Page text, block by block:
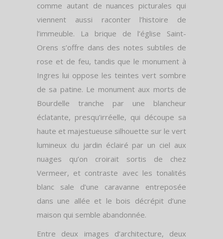
comme autant de nuances picturales qui
viennent aussi raconter l’histoire de
l’immeuble. La brique de l’église Saint-
Orens s’offre dans des notes subtiles de
rose et de feu, tandis que le monument à
Ingres lui oppose les teintes vert sombre
de sa patine. Le monument aux morts de
Bour­delle tranche par une blancheur
éclatante, presqu’irréelle, qui découpe sa
haute et majestueuse silhouette sur le vert
lumineux du jardin éclairé par un ciel aux
nuages qu’on croirait sortis de chez
Vermeer, et contraste avec les tonalités
blanc sale d’une caravanne entreposée
dans une allée et le bois décrépit d’une
maison qui semble abandonnée.
Entre deux images d’architecture, deux